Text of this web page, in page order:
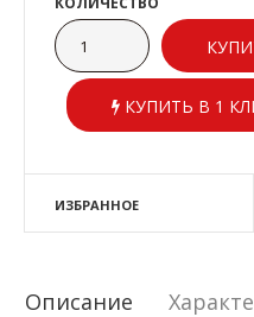
КУПИТЬ В 1
ИЗБРАННОЕ
Описание